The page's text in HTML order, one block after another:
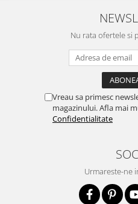
Nu rata ofertele si
Vreau sa primesc
magazinului. Afla mai
Confidentialitate
Urmareste-ne